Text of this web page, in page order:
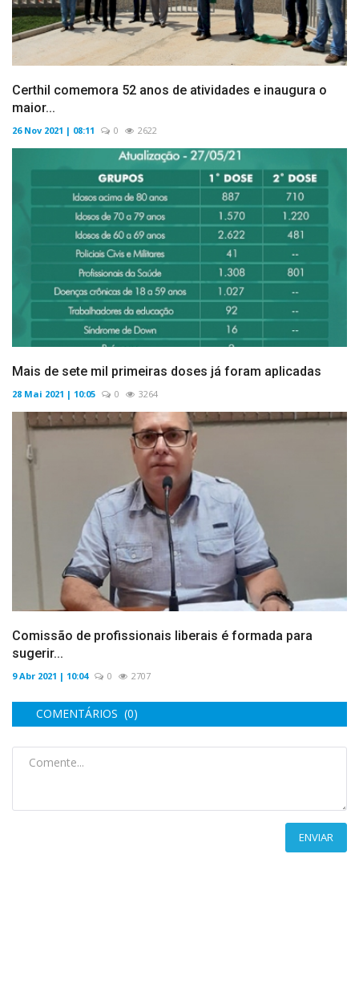
Certhil comemora 52 anos de atividades e inaugura o
maior...
26 Nov 2021 | 08:11 0 2622
Mais de sete mil primeiras doses já foram aplicadas
28 Mai 2021 | 10:05 0 3264
Comissão de profissionais liberais é formada para
sugerir...
9 Abr 2021 | 10:04 0 2707
COMENTÁRIOS (0)
ENVIAR